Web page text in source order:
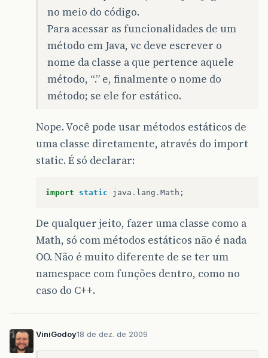
no meio do código.
Para acessar as funcionalidades de um
método em Java, vc deve escrever o
nome da classe a que pertence aquele
método, “.” e, finalmente o nome do
método; se ele for estático.
Nope. Você pode usar métodos estáticos de
uma classe diretamente, através do import
static. É só declarar:
import static java . lang . Math ;
De qualquer jeito, fazer uma classe como a
Math, só com métodos estáticos não é nada
OO. Não é muito diferente de se ter um
namespace com funções dentro, como no
caso do C++.
ViniGodoy18 de dez. de 2009